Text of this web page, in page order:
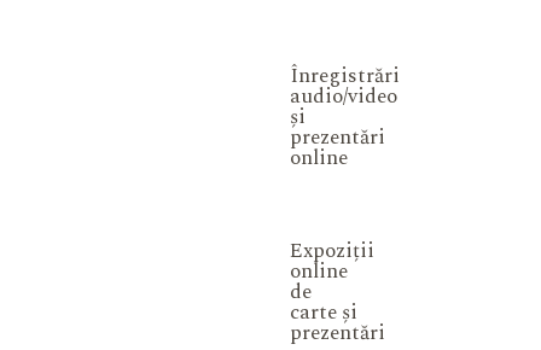
Înregistrări
audio/video
și
prezentări
online
Expoziții
online
de
carte și
prezentări